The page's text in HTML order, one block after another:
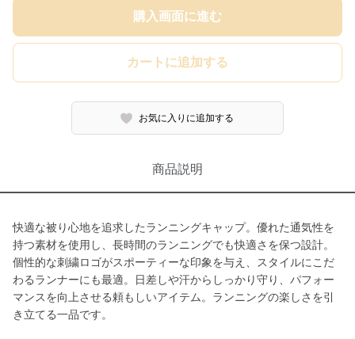
購入画面に進む
カートに追加する
お気に入りに追加する
商品説明
快適な被り心地を追求したランニングキャップ。優れた通気性を
持つ素材を使用し、長時間のランニングでも快適さを保つ設計。
個性的な刺繍ロゴがスポーティーな印象を与え、スタイルにこだ
わるランナーにも最適。日差しや汗からしっかり守り、パフォー
マンスを向上させる頼もしいアイテム。ランニングの楽しさを引
き立てる一品です。